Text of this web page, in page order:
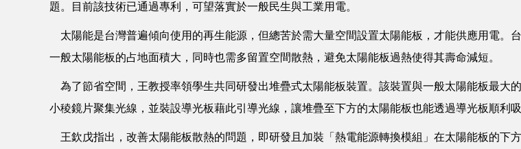
題。目前該技術已通過專利，可望落實於一般民生與工業用電。
太陽能是台灣普遍傾向使用的再生能源，但總苦於需大量空間設置太陽能板，才能供應用電。
一般太陽能板的占地面積大，同時也需多留置空間散熱，避免太陽能板過熱使得其壽命減短。
為了節省空間，王教授率領學生共同研發出堆疊式太陽能板裝置。該裝置與一般太陽能板最大
小稜鏡片聚集光線，並裝設導光板藉此引導光線，讓堆疊至下方的太陽能板也能透過導光板順利吸
王欽戊指出，改善太陽能板散熱的問題，即研發且加裝「熱電能源轉換模組」在太陽能板的下